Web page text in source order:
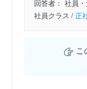
回答者： 社員
社員クラス / 正
こ